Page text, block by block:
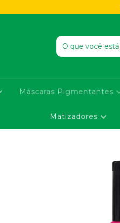
Máscaras Pigmentantes
Matizadores